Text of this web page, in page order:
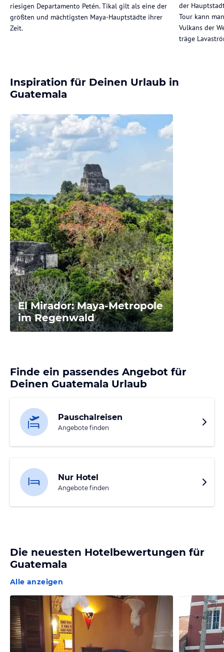
riesigen Departamento Petén. Tikal gilt als eine der
größten und mächtigsten Maya-Hauptstädte ihrer
Zeit.
der
Tour kann
Vulkans der
träge
Inspiration für Deinen Urlaub in
Guatemala
El Mirador: Maya-Metropole
im Regenwald
Finde ein passendes Angebot für
Deinen Guatemala Urlaub
Pauschalreisen
Angebote finden
Nur Hotel
Angebote finden
Die neuesten Hotelbewertungen für
Guatemala
Alle anzeigen